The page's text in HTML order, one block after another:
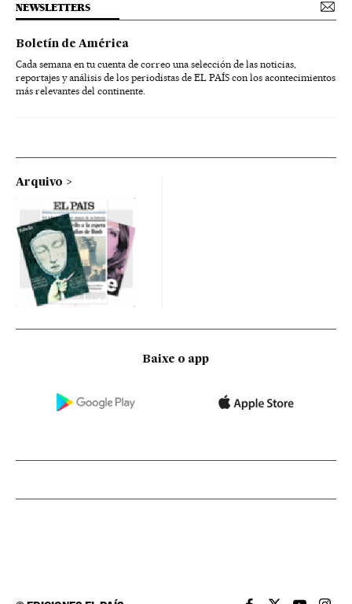
NEWSLETTERS
Boletín de América
Cada semana en tu cuenta de correo una selección de las noticias,
reportajes y análisis de los periodistas de EL PAÍS con los acontecimientos
más relevantes del continente.
Arquivo
Baixe o app